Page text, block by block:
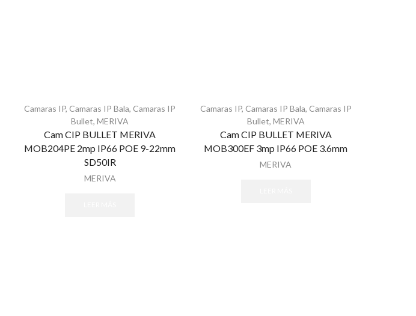
Camaras IP,Camaras IP Bala,Camaras IP
Bullet,MERIVA
Cam CIP BULLET MERIVA
MOB204PE 2mp IP66 POE 9-22mm
SD50IR
MERIVA
Camaras IP, Camaras IP Bala, Camaras IP
Bullet, MERIVA
Cam CIP BULLET MERIVA
MOB300EF 3mp IP66 POE 3.6mm
MERIVA